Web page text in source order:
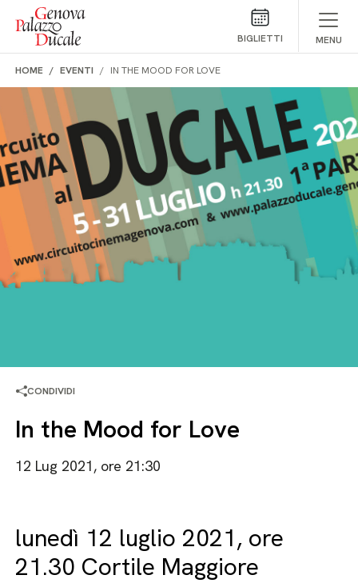
Salta al contenuto
BIGLIETTI MENU
HOME EVENTI IN THE MOOD FOR LOVE
CONDIVIDI
In the Mood for Love
12 Lug 2021, ore 21:30
lunedì 12 luglio 2021, ore
21.30 Cortile Maggiore